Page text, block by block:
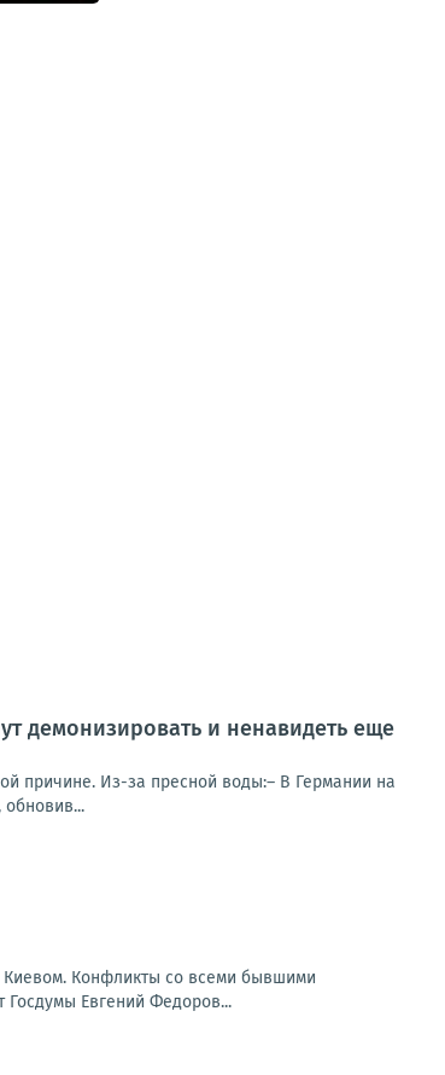
демонизировать и ненавидеть еще
причине. Из-за пресной воды:– В Германии на
обновив...
Киевом. Конфликты со всеми бывшими
Госдумы Евгений Федоров...